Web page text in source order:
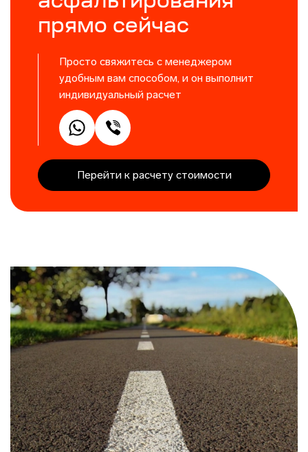
прямо сейчас
Просто свяжитесь с менеджером
удобным вам способом, и он выполнит
индивидуальный расчет
Перейти к расчету стоимости